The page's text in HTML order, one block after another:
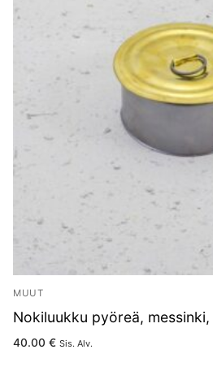
MUUT
Nokiluukku pyöreä,
40.00 € Sis. Alv.